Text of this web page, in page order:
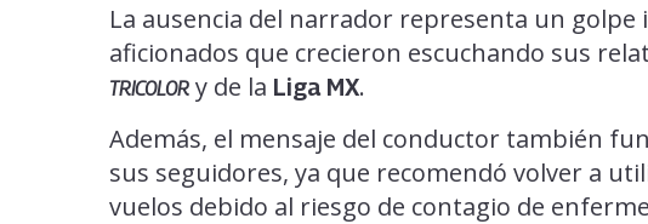
La ausencia del narrador representa un
aficionados que crecieron escuchando sus
TRICOLOR y de la Liga MX.
Además, el mensaje del conductor también
sus seguidores, ya que recomendó volver a
vuelos debido al riesgo de contagio de